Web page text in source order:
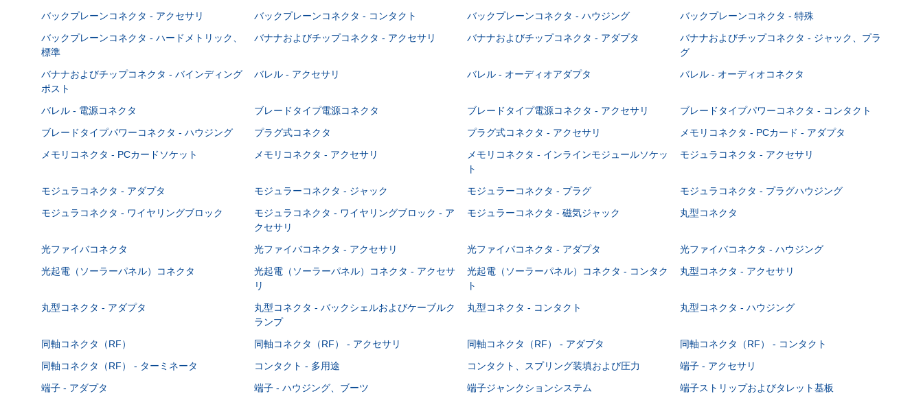
バックプレーンコネクタ - アクセサリ
バックプレーンコネクタ - コンタクト バックプレーンコネクタ - ハウジング
バックプレーンコネクタ - 特殊
バックプレーンコネクタ - ハードメトリック、
標準
バナナおよびチップコネクタ - アクセサリ バナナおよびチップコネクタ - アダプタ
バナナおよびチップコネクタ - ジャック、プラ
グ
バナナおよびチップコネクタ - バインディング
ポスト
バレル - アクセサリ バレル - オーディオアダプタ バレル - オーディオコネクタ
バレル - 電源コネクタ ブレードタイプ電源コネクタ ブレードタイプ電源コネクタ - アクセサリ
ブレードタイプパワーコネクタ - コンタクト
ブレードタイプパワーコネクタ - ハウジング
プラグ式コネクタ プラグ式コネクタ - アクセサリ
メモリコネクタ - PCカード - アダプタ
メモリコネクタ - PCカードソケット
メモリコネクタ - アクセサリ
メモリコネクタ - インラインモジュールソケッ
ト
モジュラコネクタ - アクセサリ
モジュラコネクタ - アダプタ モジュラーコネクタ - ジャック モジュラーコネクタ - プラグ
モジュラコネクタ - プラグハウジング
モジュラコネクタ - ワイヤリングブロック
モジュラコネクタ - ワイヤリングブロック - ア
クセサリ
モジュラーコネクタ - 磁気ジャック 丸型コネクタ
光ファイバコネクタ 光ファイバコネクタ - アクセサリ 光ファイバコネクタ - アダプタ
光ファイバコネクタ - ハウジング
光起電（ソーラーパネル）コネクタ
光起電（ソーラーパネル）コネクタ - アクセサ
リ
光起電（ソーラーパネル）コネクタ - コンタク
ト
丸型コネクタ - アクセサリ
丸型コネクタ - アダプタ
丸型コネクタ - バックシェルおよびケーブルク
ランプ
丸型コネクタ - コンタクト 丸型コネクタ - ハウジング
同軸コネクタ（RF） 同軸コネクタ（RF） - アクセサリ 同軸コネクタ（RF） - アダプタ
同軸コネクタ（RF） - コンタクト
同軸コネクタ（RF） - ターミネータ
コンタクト - 多用途 コンタクト、スプリング装填および圧力
端子 - アクセサリ
端子 - アダプタ
端子 - ハウジング、ブーツ 端子ジャンクションシステム 端子ストリップおよびタレット基板